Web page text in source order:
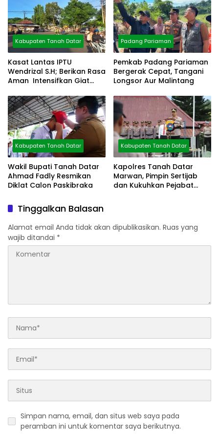
Kabupaten Tanah Datar
Kasat Lantas IPTU
Wendrizal S.H; Berikan Rasa
Aman Intensifkan Giat
Padang Pariaman
Pemkab Padang Pariaman
Bergerak Cepat, Tangani
Longsor Aur Malintang
Kabupaten Tanah Datar
Wakil Bupati Tanah Datar
Ahmad Fadly Resmikan
Diklat Calon Paskibraka
Kabupaten Tanah Datar
Kapolres Tanah Datar
Marwan, Pimpin Sertijab
dan Kukuhkan Pejabat
Tinggalkan Balasan
Alamat email Anda tidak akan dipublikasikan. Ruas yang
wajib ditandai *
Simpan nama, email, dan situs web saya pada
peramban ini untuk komentar saya berikutnya.